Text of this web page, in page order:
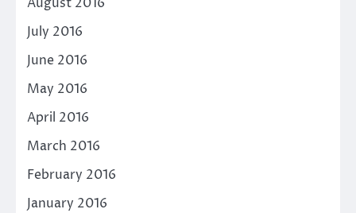
July 2016
June 2016
May 2016
April 2016
March 2016
February 2016
January 2016